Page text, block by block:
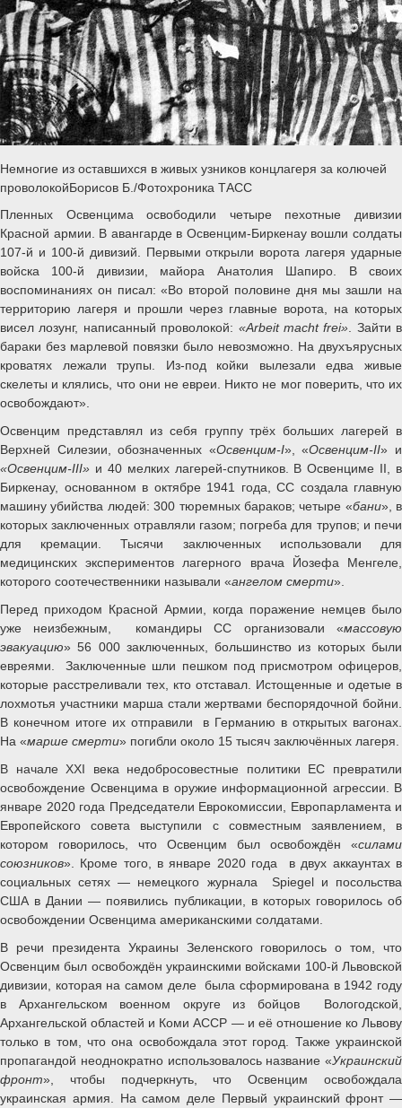
Немногие из оставшихся в живых узников концлагеря за колючей
проволокойБорисов Б./Фотохроника ТАСС
Пленных Освенцима освободили четыре пехотные дивизии
Красной армии. В авангарде в Освенцим-Биркенау вошли солдаты
107-й и 100-й дивизий. Первыми открыли ворота лагеря ударные
войска 100-й дивизии, майора Анатолия Шапиро. В своих
воспоминаниях он писал: «Во второй половине дня мы зашли на
территорию лагеря и прошли через главные ворота, на которых
висел лозунг, написанный проволокой: «Arbeit macht frei». Зайти в
бараки без марлевой повязки было невозможно. На двухъярусных
кроватях лежали трупы. Из-под койки вылезали едва живые
скелеты и клялись, что они не евреи. Никто не мог поверить, что их
освобождают».
Освенцим представлял из себя группу трёх больших лагерей в
Верхней Силезии, обозначенных «Освенцим-I», «Освенцим-II» и
«Освенцим-III» и 40 мелких лагерей-спутников. В Освенциме II, в
Биркенау, основанном в октябре 1941 года, СС создала главную
машину убийства людей: 300 тюремных бараков; четыре «бани», в
которых заключенных отравляли газом; погреба для трупов; и печи
для кремации. Тысячи заключенных использовали для
медицинских экспериментов лагерного врача Йозефа Менгеле,
которого соотечественники называли «ангелом смерти».
Перед приходом Красной Армии, когда поражение немцев было
уже неизбежным, командиры СС организовали «массовую
эвакуацию» 56 000 заключенных, большинство из которых были
евреями. Заключенные шли пешком под присмотром офицеров,
которые расстреливали тех, кто отставал. Истощенные и одетые в
лохмотья участники марша стали жертвами беспорядочной бойни.
В конечном итоге их отправили в Германию в открытых вагонах.
На «марше смерти» погибли около 15 тысяч заключённых лагеря.
В начале XXI века недобросовестные политики ЕС превратили
освобождение Освенцима в оружие информационной агрессии. В
январе 2020 года Председатели Еврокомиссии, Европарламента и
Европейского совета выступили с совместным заявлением, в
котором говорилось, что Освенцим был освобождён «силами
союзников». Кроме того, в январе 2020 года в двух аккаунтах в
социальных сетях — немецкого журнала Spiegel и посольства
США в Дании — появились публикации, в которых говорилось об
освобождении Освенцима американскими солдатами.
В речи президента Украины Зеленского говорилось о том, что
Освенцим был освобождён украинскими войсками 100-й Львовской
дивизии, которая на самом деле была сформирована в 1942 году
в Архангельском военном округе из бойцов Вологодской,
Архангельской областей и Коми АССР — и её отношение ко Львову
только в том, что она освобождала этот город. Также украинской
пропагандой неоднократно использовалось название «Украинский
фронт», чтобы подчеркнуть, что Освенцим освобождала
украинская армия. На самом деле Первый украинский фронт —